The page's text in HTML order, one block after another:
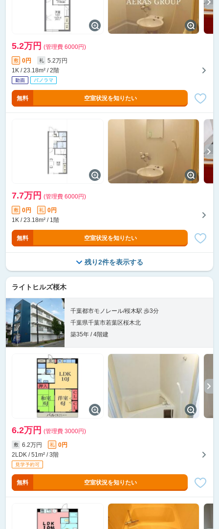
5.2万円 (管理費 6000円)
敷 0円 礼
5.2万円
1K / 23.18m² / 2階
無料 空室状況を知りたい
7.7万円 (管理費 6000円)
敷 0円 礼
0円
1K / 23.18m² / 1階
無料 空室状況を知りたい
残り2件を表示する
ライトヒルズ桜木
千葉都市モノレール/桜木駅 歩3分
千葉県千葉市若葉区桜木北
築35年 / 4階建
6.2万円 (管理費 3000円)
敷 6.2万円 礼
0円
2LDK / 51m² / 3階
無料 空室状況を知りたい